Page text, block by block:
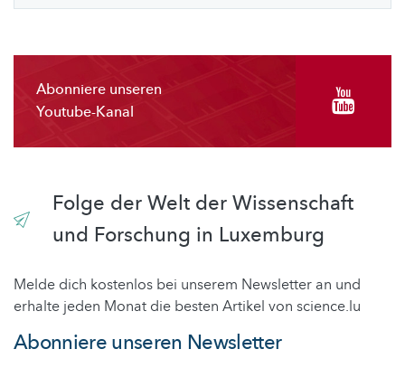
Abonniere unseren
Youtube-Kanal
Folge der Welt der Wissenschaft
und Forschung in Luxemburg
Melde dich kostenlos bei unserem Newsletter an und
erhalte jeden Monat die besten Artikel von science.lu
Abonniere unseren Newsletter